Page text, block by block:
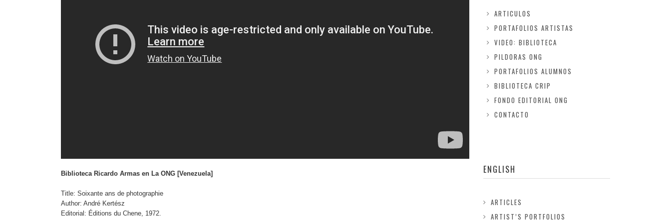
Biblioteca Ricardo Armas en La ONG [Venezuela]
Title: Soixante ans de photographie
Author: André Kertész
Editorial: Éditions du Chene, 1972.
ARTICULOS
PORTAFOLIOS ARTISTAS
VIDEO: BIBLIOTECA
PILDORAS ONG
PORTAFOLIOS ALUMNOS
BIBLIOTECA CRIP
FONDO EDITORIAL ONG
CONTACTO
ENGLISH
ARTICLES
ARTIST’S PORTFOLIOS